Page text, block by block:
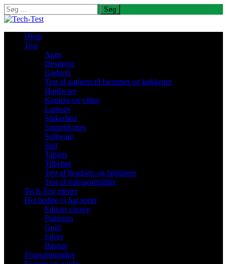
Søg
efter:
Hjem
Test
Apps
Desktops
Gadgets
Test af gadgets til hjemmet og køkkenet
Hardware
Kamera og video
Laptops
Sikkerhed
Smartphones
Software
Spil
Tablets
Tilbehør
Test af headsets og højttalere
Test af transportmidler
Tech-Test mener
Det bedste vi har testet
Editors choice
Platinum
Gold
Silver
Bronze
Transportmidler